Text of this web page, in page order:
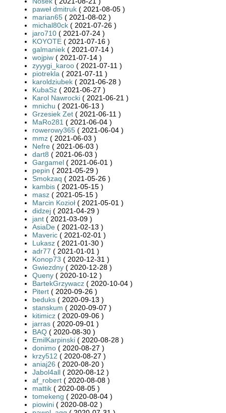
paweł dmitruk ( 2021-08-05 )
marian65 ( 2021-08-02 )
michal80ck ( 2021-07-26 )
jaro710 ( 2021-07-24 )
KOYOTE ( 2021-07-16 )
galmaniek ( 2021-07-14 )
wojpiw ( 2021-07-14 )
zyyygi_karoo ( 2021-07-11 )
piotrekla ( 2021-07-11 )
karoldziubek ( 2021-06-28 )
KubaSz ( 2021-06-27 )
Karol Nawrocki ( 2021-06-21 )
mnichu ( 2021-06-13 )
Grzesiek Zet ( 2021-06-11 )
MaRo281 ( 2021-06-04 )
rowerowy365 ( 2021-06-04 )
mmz ( 2021-06-03 )
Nefre ( 2021-06-03 )
dart8 ( 2021-06-03 )
Gargamel ( 2021-06-01 )
pepin ( 2021-05-29 )
Smokzaq ( 2021-05-26 )
kambis ( 2021-05-15 )
masz ( 2021-05-15 )
Marcin Kozioł ( 2021-05-01 )
didzej ( 2021-04-29 )
jant ( 2021-03-09 )
AsiaDe ( 2021-02-13 )
Maveric ( 2021-02-01 )
Lukasz ( 2021-01-30 )
adr77 ( 2021-01-01 )
Konop73 ( 2020-12-31 )
Gwiezdny ( 2020-12-28 )
Queny ( 2020-10-12 )
BartekGrzywacz ( 2020-10-04 )
Pitert ( 2020-09-26 )
beduks ( 2020-09-13 )
stanskum ( 2020-09-07 )
kitimicz ( 2020-09-06 )
jarras ( 2020-09-01 )
BAQ ( 2020-08-30 )
EmilKarpinski ( 2020-08-28 )
donimo ( 2020-08-27 )
krzy512 ( 2020-08-27 )
aniaj26 ( 2020-08-20 )
Jabol4all ( 2020-08-12 )
af_robert ( 2020-08-08 )
mattik ( 2020-08-05 )
tomekeng ( 2020-08-04 )
piowini ( 2020-08-02 )